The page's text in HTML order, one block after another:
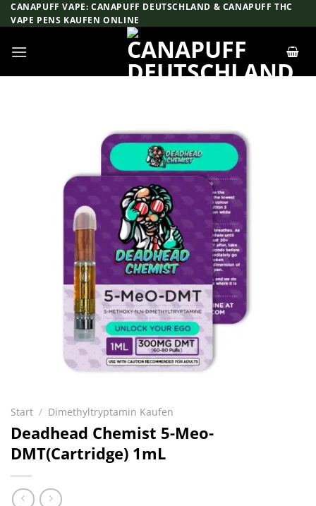
Zum
Inhalt
CANAPUFF VAPE: CANAPUFF DEUTSCHLAND & CANAPUFF THC
VAPE PENS KAUFEN ONLINE
Start / Dimethyltryptamin Kaufen
Deadhead Chemist 5-Meo-
DMT(Cartridge) 1mL